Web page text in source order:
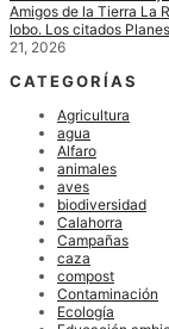
Amigos de la Tierra La
lobo. Los citados
21, 2026
CATEGORÍAS
Agricultura
agua
Alfaro
animales
aves
biodiversidad
Calahorra
Campañas
caza
compost
Contaminación
Ecología